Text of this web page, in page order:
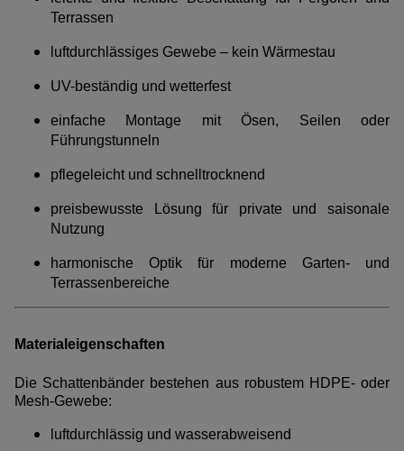
Terrassen
luftdurchlässiges Gewebe – kein Wärmestau
UV-beständig und wetterfest
einfache Montage mit Ösen, Seilen oder
Führungstunneln
pflegeleicht und schnelltrocknend
preisbewusste Lösung für private und saisonale
Nutzung
harmonische Optik für moderne Garten- und
Terrassenbereiche
Materialeigenschaften
Die Schattenbänder bestehen aus robustem HDPE- oder
Mesh-Gewebe:
luftdurchlässig und wasserabweisend